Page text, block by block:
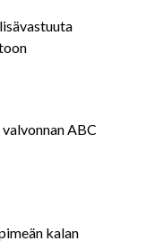
ABC
kalan